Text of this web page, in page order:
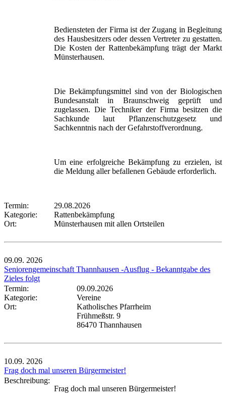
Bediensteten der Firma ist der Zugang in Begleitung
des Hausbesitzers oder dessen Vertreter zu gestatten.
Die Kosten der Rattenbekämpfung trägt der Markt
Münsterhausen.
Die Bekämpfungsmittel sind von der Biologischen
Bundesanstalt in Braunschweig geprüft und
zugelassen. Die Techniker der Firma besitzen die
Sachkunde laut Pflanzenschutzgesetz und
Sachkenntnis nach der Gefahrstoffverordnung.
Um eine erfolgreiche Bekämpfung zu erzielen, ist
die Meldung aller befallenen Gebäude erforderlich.
Termin:
29.08.2026
Kategorie:
Rattenbekämpfung
Ort:
Münsterhausen mit allen Ortsteilen
09.09. 2026
Seniorengemeinschaft Thannhausen -Ausflug - Bekanntgabe des
Zieles folgt
Termin:
09.09.2026
Kategorie:
Vereine
Ort:
Katholisches Pfarrheim
Frühmeßstr. 9
86470 Thannhausen
10.09. 2026
Frag doch mal unseren Bürgermeister!
Beschreibung:
Frag doch mal unseren Bürgermeister!